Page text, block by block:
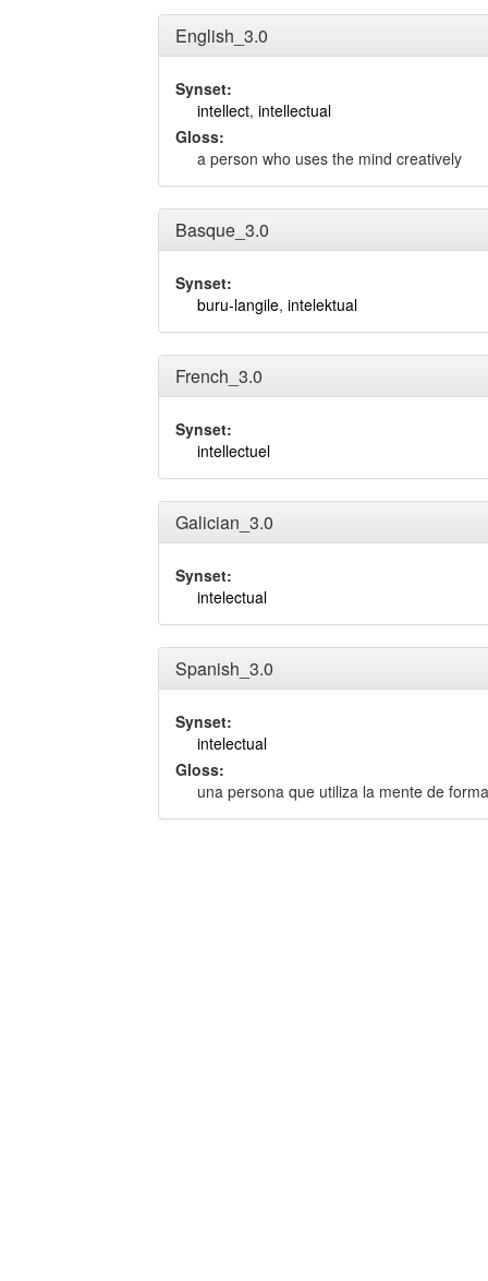
English_3.0
Synset:
intellect, intellectual
Gloss:
a person who uses the mind creatively
Basque_3.0
Synset:
buru-langile, intelektual
French_3.0
Synset:
intellectuel
Galician_3.0
Synset:
intelectual
Spanish_3.0
Synset:
intelectual
Gloss:
una persona que utiliza la mente de